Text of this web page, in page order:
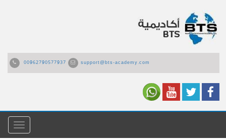
00962790577937 support@bts-academy.com
القائمة